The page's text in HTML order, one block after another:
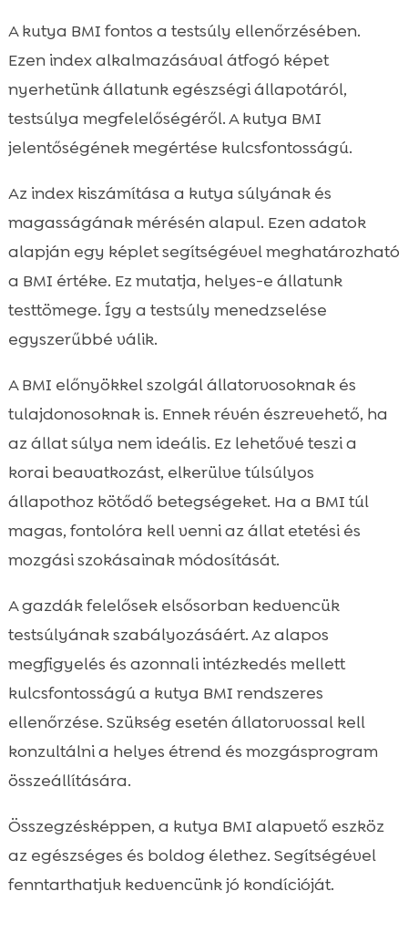
A kutya BMI fontos a testsúly ellenőrzésében.
Ezen index alkalmazásával átfogó képet
nyerhetünk állatunk egészségi állapotáról,
testsúlya megfelelőségéről. A kutya BMI
jelentőségének megértése kulcsfontosságú.
Az index kiszámítása a kutya súlyának és
magasságának mérésén alapul. Ezen adatok
alapján egy képlet segítségével meghatározható
a BMI értéke. Ez mutatja, helyes-e állatunk
testtömege. Így a testsúly menedzselése
egyszerűbbé válik.
A BMI előnyökkel szolgál állatorvosoknak és
tulajdonosoknak is. Ennek révén észrevehető, ha
az állat súlya nem ideális. Ez lehetővé teszi a
korai beavatkozást, elkerülve túlsúlyos
állapothoz kötődő betegségeket. Ha a BMI túl
magas, fontolóra kell venni az állat etetési és
mozgási szokásainak módosítását.
A gazdák felelősek elsősorban kedvencük
testsúlyának szabályozásáért. Az alapos
megfigyelés és azonnali intézkedés mellett
kulcsfontosságú a kutya BMI rendszeres
ellenőrzése. Szükség esetén állatorvossal kell
konzultálni a helyes étrend és mozgásprogram
összeállítására.
Összegzésképpen, a kutya BMI alapvető eszköz
az egészséges és boldog élethez. Segítségével
fenntarthatjuk kedvencünk jó kondícióját.